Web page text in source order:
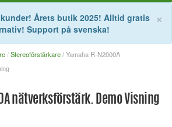
×
Årets butik 2025! Alltid gratis
Support på svenska!
Stereoförstärkare/ Yamaha R-N2000A
nätverksförstärk. Demo Visning